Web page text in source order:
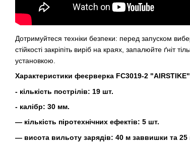
Дотримуйтеся техніки безпеки: перед запуском
стійкості закріпіть виріб на краях, запалюйте ґніт
установкою.
Характеристики феєрверка FC3019-2 "AIRSTIKE"
- кількість пострілів: 19 шт.
- калібр: 30 мм.
— кількість піротехнічних ефектів: 5 шт.
— висота вильоту зарядів: 40 м заввишки та